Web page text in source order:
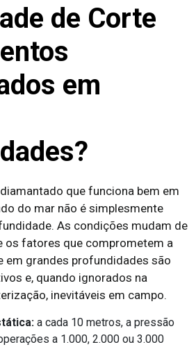
de Corte
em
que funciona bem em
do mar não é simplesmente
As condições mudam de
os fatores que comprometem a
em grandes profundidades são
e, quando ignorados na
inevitáveis em campo.
a cada 10 metros, a pressão
a 1.000, 2.000 ou 3.000